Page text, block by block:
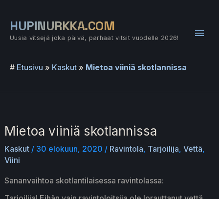
sisältöön
HUPINURKKA.COM
Uusia vitsejä joka päivä, parhaat vitsit vuodelle 2026!
# Etusivu » Kaskut » Mietoa viiniä skotlannissa
Mietoa viiniä skotlannissa
Kaskut/ 30 elokuun, 2020 / Ravintola, Tarjoilija, Vettä,
Viini
Sananvaihtoa skotlantilaisessa ravintolassa: